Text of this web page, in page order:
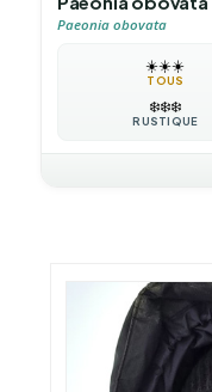
Paeonia obovata
☀️☀️☀️
TOUS
❄️❄️❄️
RUSTIQUE